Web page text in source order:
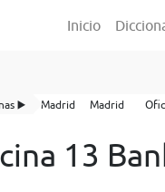
Inicio
▶️ Madrid Madrid
13